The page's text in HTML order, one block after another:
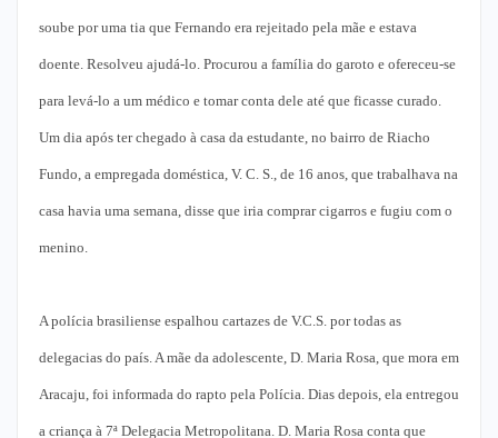
soube por uma tia que Fernando era rejeitado pela mãe e estava
doente. Resolveu ajudá-lo. Procurou a família do garoto e ofereceu-se
para levá-lo a um médico e tomar conta dele até que ficasse curado.
Um dia após ter chegado à casa da estudante, no bairro de Riacho
Fundo, a empregada doméstica, V. C. S., de 16 anos, que trabalhava na
casa havia uma semana, disse que iria comprar cigarros e fugiu com o
menino.
A polícia brasiliense espalhou cartazes de V.C.S. por todas as
delegacias do país. A mãe da adolescente, D. Maria Rosa, que mora em
Aracaju, foi informada do rapto pela Polícia. Dias depois, ela entregou
a criança à 7ª Delegacia Metropolitana. D. Maria Rosa conta que